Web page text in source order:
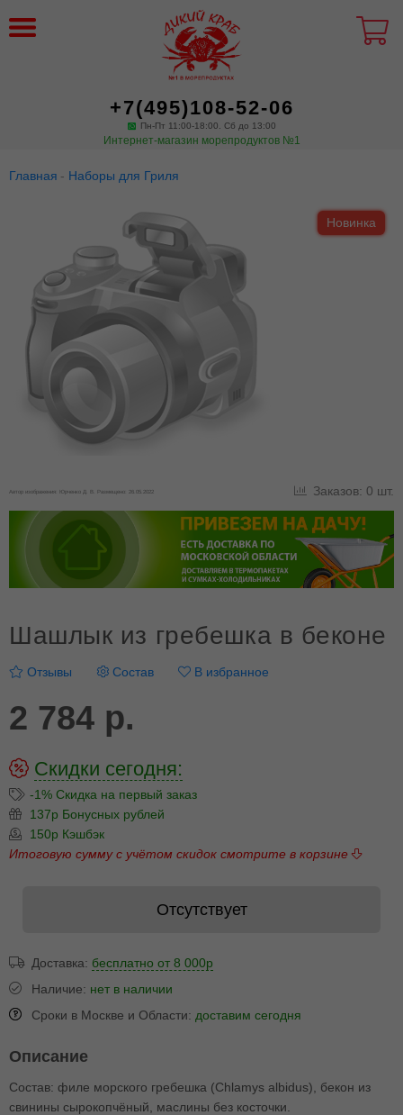
+7(495)108-52-06
Пн-Пт 11:00-18:00. Сб до 13:00
Интернет-магазин морепродуктов №1
Главная Наборы для Гриля
Новинка
Автор изображения: Юрченко Д. В. Размещено: 26.05.2022 Заказов: 0 шт.
Шашлык из гребешка в беконе
Отзывы Состав В избранное
2 784 р.
Скидки сегодня:
-1% Скидка на первый заказ
137р Бонусных рублей
150р Кэшбэк
Итоговую сумму с учётом скидок смотрите в корзине
Отсутствует
Доставка: бесплатно от 8 000р
Наличие: нет в наличии
Сроки в Москве и Области: доставим сегодня
Описание
Состав: филе морского гребешка (Chlamys albidus), бекон из
свинины сырокопчёный, маслины без косточки.